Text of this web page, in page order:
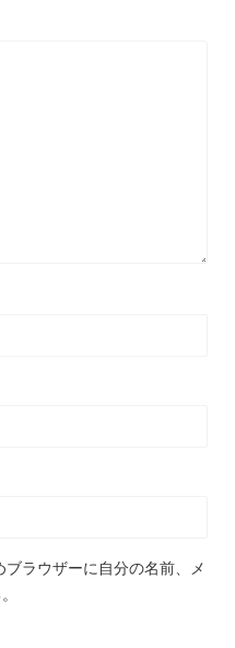
ラウザーに自分の名前、メ